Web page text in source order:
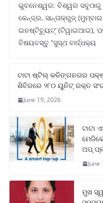
ଭୁବନେଶ୍ୱର: ବିଶ୍ୱର ସବୁଠାରୁ
କେନ୍ଦ୍ର, ସାନ୍ତାକ୍ରୁଜ୍
ଇନଷ୍ଟିଚ୍ୟୁଟ୍‌’ (ଟିୱାଇଆଇ),
ବିଷୟବସ୍ତୁ “ସୁସ୍ଥ ବାର୍ଦ୍ଧକ୍ୟ
ଟାଟା ଷ୍ଟିଲ୍‌ କଳିଙ୍ଗନଗର
ଶିବିରରେ ୨୮୦ ୟୁନିଟ୍‌ ରକ୍ତ
June 19, 2026
ଟାଟା
ଅପ୍
June
ମୁଖ